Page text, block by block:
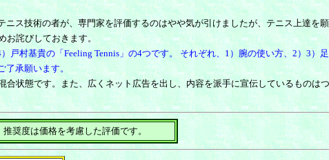
ニス技術の者が、専門家を評価するのはやや気が引けましたが、テニス上達を
詫びしておきます。
）戸村基貴の「Feeling Tennis」の4つです。 それぞれ、1）腕の使い方、2）3）
承願います。
状態です。また、広くネット広告を出し、内容を派手に宣伝しているものは
奨度は価格を考慮した評価です。